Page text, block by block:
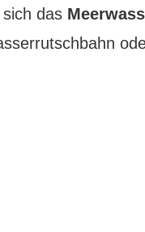
das